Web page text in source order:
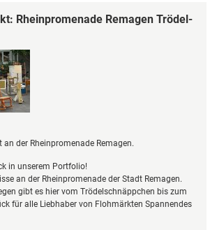
Rheinpromenade Remagen Trödel-
an der Rheinpromenade Remagen.
in unserem Portfolio!
an der Rheinpromenade der Stadt Remagen.
gibt es hier vom Trödelschnäppchen bis zum
für alle Liebhaber von Flohmärkten Spannendes